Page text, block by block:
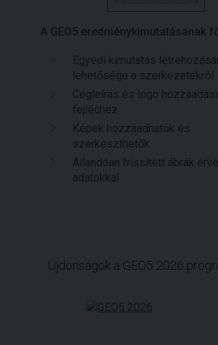
A GEO5 eredménykimutatásának
Egyedi kimutatás
lehetősége a szerkezetekről
Cégleírás és logo
fejléchez
Képek hozzáadhatók és
szerkeszthetők
Állandóan frissített ábrák
adatokkal
Újdonságok a GEO5 2026